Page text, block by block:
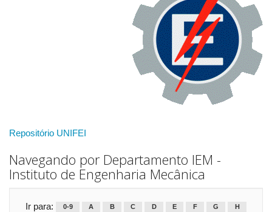
Repositório UNIFEI
Navegando por Departamento IEM -
Instituto de Engenharia Mecânica
Ir para: 0-9 A B C D E F G
H